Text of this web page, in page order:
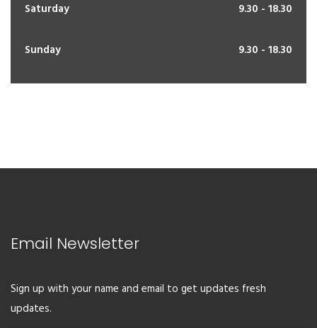
Saturday 9.30 - 18.30
Sunday 9.30 - 18.30
Email Newsletter
Sign up with your name and email to get updates fresh
updates.